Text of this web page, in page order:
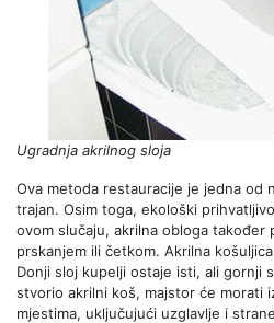
Ugradnja akrilnog sloja
Ova metoda restauracije je jedna od
trajan. Osim toga, ekološki
ovom slučaju, akrilna obloga također
prskanjem ili četkom. Akrilna
Donji sloj kupelji ostaje isti, ali gornji
stvorio akrilni koš, majstor će morati
mjestima, uključujući uzglavlje i